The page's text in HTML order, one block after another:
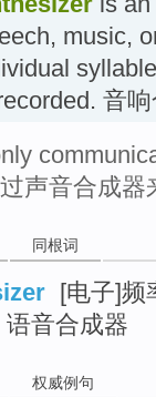
music,
音
声音合成器
同根词
[电子]频
语音合成器
权威例句